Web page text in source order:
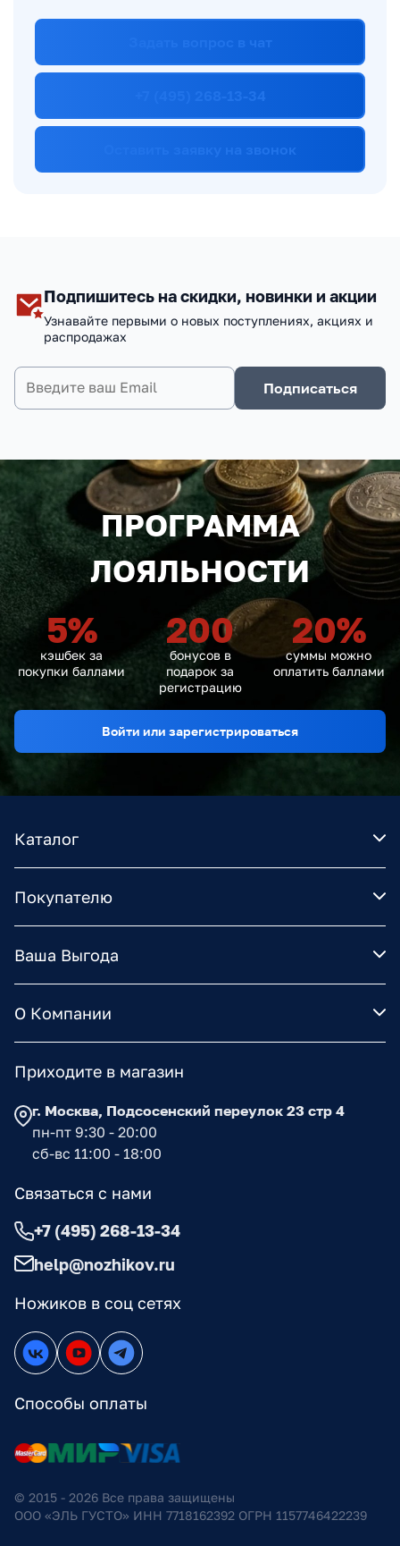
Подпишитесь на скидки, новинки и акции
Узнавайте первыми о новых поступлениях, акциях и
распродажах
Подписаться
ПРОГРАММА
ЛОЯЛЬНОСТИ
5%
кэшбек за
покупки баллами
200
бонусов в
подарок за
регистрацию
20%
суммы можно
оплатить баллами
Войти или зарегистрироваться
Каталог
Покупателю
Ваша Выгода
О Компании
Ножиков в соц сетях
Способы оплаты
Приходите в магазин
г. Москва, Подсосенский переулок 23 стр 4
пн-пт 9:30 - 20:00
сб-вс 11:00 - 18:00
Связаться с нами
+7 (495) 268-13-34
help@nozhikov.ru
© 2015 - 2026 Все права защищены
ООО «ЭЛЬ ГУСТО» ИНН 7718162392 ОГРН 1157746422239